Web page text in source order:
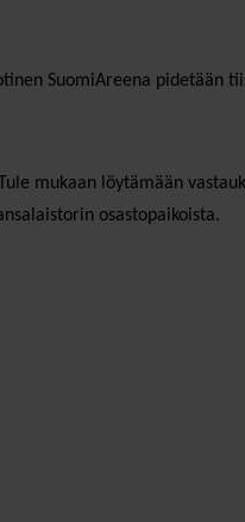
SuomiAreena pidetään
mukaan löytämään
osastopaikoista.